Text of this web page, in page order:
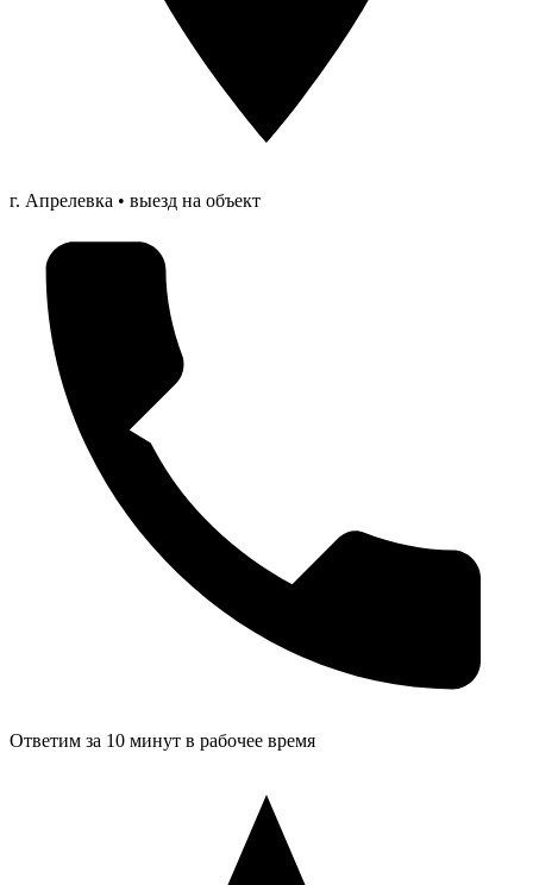
г. Апрелевка • выезд на объект
Ответим за 10 минут в рабочее время